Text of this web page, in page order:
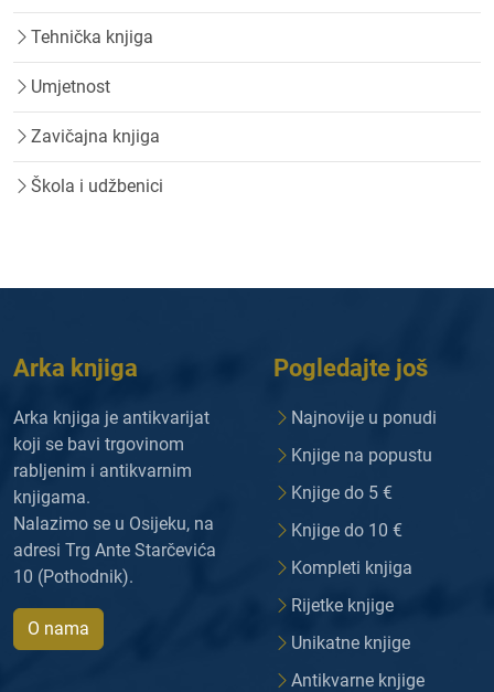
Tehnička knjiga
Umjetnost
Zavičajna knjiga
Škola i udžbenici
Arka knjiga
Arka knjiga je antikvarijat
koji se bavi trgovinom
rabljenim i antikvarnim
knjigama.
Nalazimo se u Osijeku, na
adresi Trg Ante Starčevića
10 (Pothodnik).
O nama
Pogledajte još
Najnovije u ponudi
Knjige na popustu
Knjige do 5 €
Knjige do 10 €
Kompleti knjiga
Rijetke knjige
Unikatne knjige
Antikvarne knjige